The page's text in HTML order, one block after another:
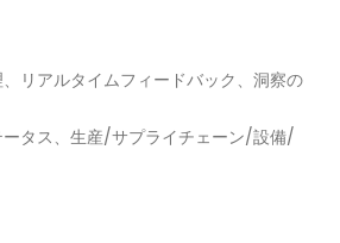
リアルタイムフィードバック、洞察の
タス、生産/サプライチェーン/設備/